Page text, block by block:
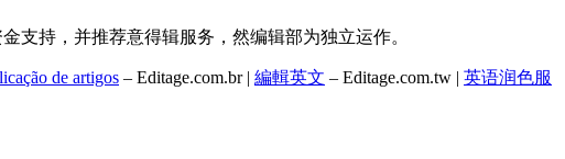
支持，并推荐意得辑服务，然编辑部为独立运作。
de artigos – Editage.com.br | 編輯英文 – Editage.com.tw | 英语润色服